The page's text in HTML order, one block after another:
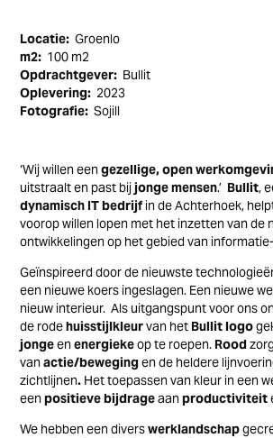
Locatie:Groenlo
m2: 100 m2
Opdrachtgever: Bullit
Oplevering: 2023
Fotografie:Sojill
‘Wij willen eengezellige, open
uitstraalten past bijjongemensen.’ Bullit,
dynamisch IT bedrijfin de Achterhoek,
voorop willen lopen met het inzetten van de
ontwikkelingen op het gebied van
Geïnspireerd door de nieuwste
een nieuwe koers ingeslagen. Een nieuwe
nieuw interieur.Als uitgangspunt voor ons
de rodehuisstijlkleurvan het Bullit logo
jongeenenergiekeop te roepen. Rood
vanactie/bewegingen de heldere
zichtlijnen. Hettoepassen van kleur in een
eenpositieve bijdrageaanproductiviteit
We hebben een diverswerklandschap